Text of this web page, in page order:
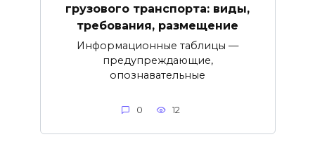
грузового транспорта: виды,
требования, размещение
Информационные таблицы —
предупреждающие,
опознавательные
0 12